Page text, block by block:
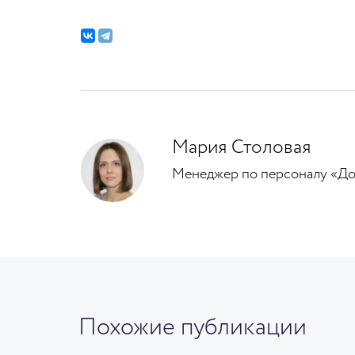
Мария Столовая
Менеджер по персоналу
Похожие публикации